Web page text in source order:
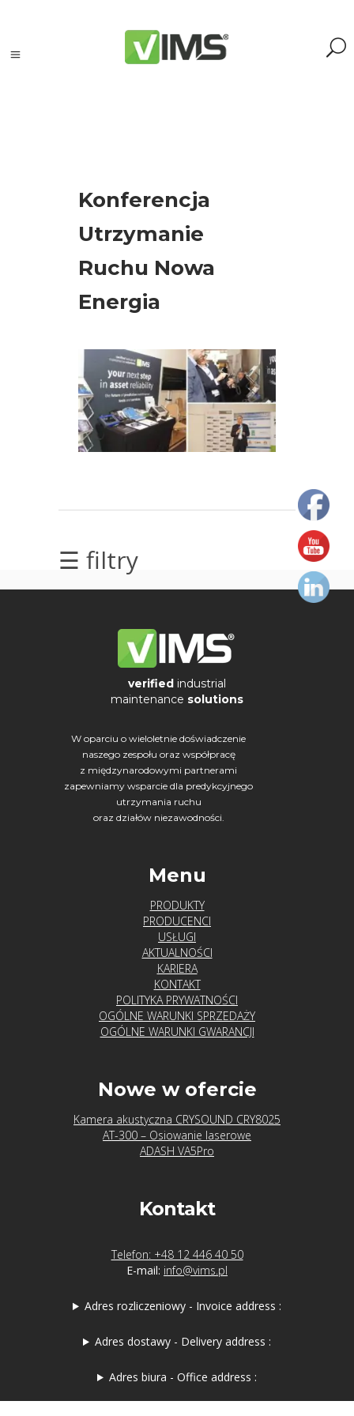
Konferencja
Utrzymanie
Ruchu Nowa
Energia
☰ filtry
Kategorie
produktów
Olej/Tribologia
Ultradźwięki
Wibrodiagnostyka
verified industrial
maintenance solutions
W oparciu o wieloletnie doświadczenie
naszego zespołu oraz współpracę
z międzynarodowymi partnerami
zapewniamy wsparcie dla predykcyjnego
utrzymania ruchu
oraz działów niezawodności.
Menu
PRODUKTY
PRODUCENCI
USŁUGI
AKTUALNOŚCI
KARIERA
KONTAKT
POLITYKA PRYWATNOŚCI
OGÓLNE WARUNKI SPRZEDAŻY
OGÓLNE WARUNKI GWARANCJI
Nowe w ofercie
Kamera akustyczna CRYSOUND CRY8025
AT-300 – Osiowanie laserowe
ADASH VA5Pro
Kontakt
Telefon: +48 12 446 40 50
E-mail: info@vims.pl
Adres rozliczeniowy - Invoice address :
Adres dostawy - Delivery address :
Adres biura - Office address :